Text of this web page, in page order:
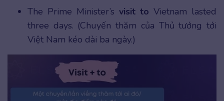
The Prime Minister’s visit to Vietnam lasted
three days. (Chuyến thăm của Thủ tướng tới
Việt Nam kéo dài ba ngày.)